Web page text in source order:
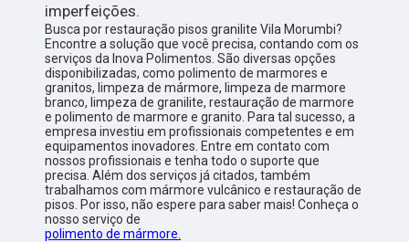
imperfeições.
Busca por restauração pisos granilite Vila Morumbi?
Encontre a solução que você precisa, contando com os
serviços da Inova Polimentos. São diversas opções
disponibilizadas, como polimento de marmores e
granitos, limpeza de mármore, limpeza de marmore
branco, limpeza de granilite, restauração de marmore
e polimento de marmore e granito. Para tal sucesso, a
empresa investiu em profissionais competentes e em
equipamentos inovadores. Entre em contato com
nossos profissionais e tenha todo o suporte que
precisa. Além dos serviços já citados, também
trabalhamos com mármore vulcânico e restauração de
pisos. Por isso, não espere para saber mais! Conheça o
nosso serviço de
polimento de mármore.